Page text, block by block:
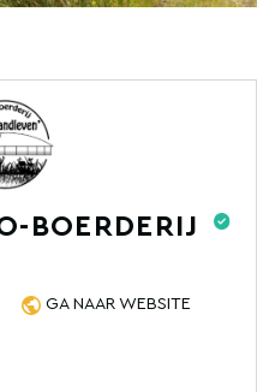
BOERDERIJ
GA NAAR WEBSITE